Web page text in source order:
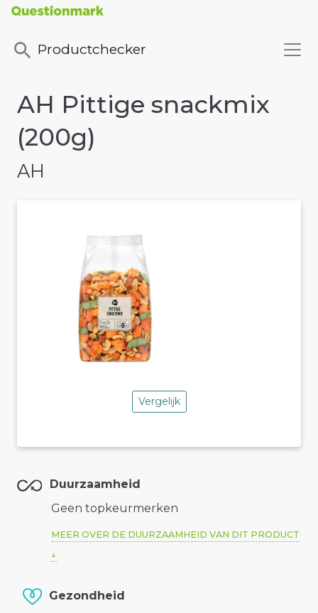
Productchecker
AH Pittige snackmix
(200g)
AH
Vergelijk
Duurzaamheid
Geen topkeurmerken
MEER OVER DE DUURZAAMHEID VAN DIT PRODUCT
Gezondheid